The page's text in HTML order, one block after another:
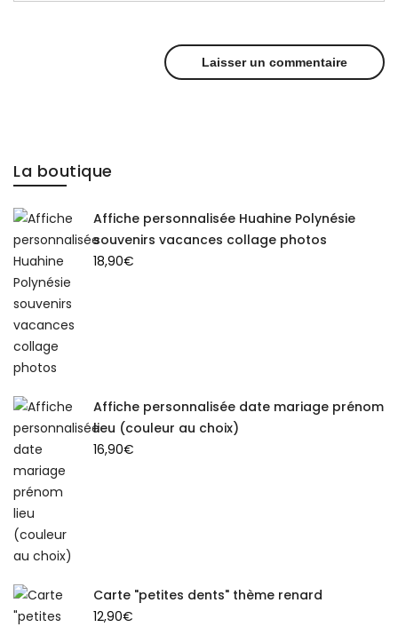
La boutique
Affiche personnalisée Huahine Polynésie
souvenirs vacances collage photos
18,90€
Affiche personnalisée date mariage prénom
lieu (couleur au choix)
16,90€
Carte "petites dents" thème renard
12,90€